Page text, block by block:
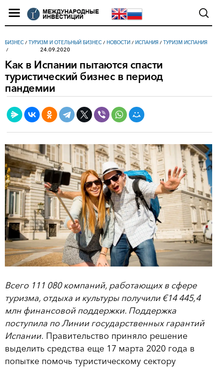
БИЗНЕС / ТУРИЗМ И ОТЕЛЬНЫЙ БИЗНЕС / НОВОСТИ / ИСПАНИЯ / ТУРИЗМ ИСПАНИЯ
24.09.2020
Как в Испании пытаются спасти
туристический бизнес в период
пандемии
Всего 111 080 компаний, работающих в сфере
туризма, отдыха и культуры получили €14 445,4
млн финансовой поддержки. Поддержка
поступила по Линии государственных гарантий
Испании. Правительство приняло решение
выделить средства еще 17 марта 2020 года в
попытке помочь туристическому сектору